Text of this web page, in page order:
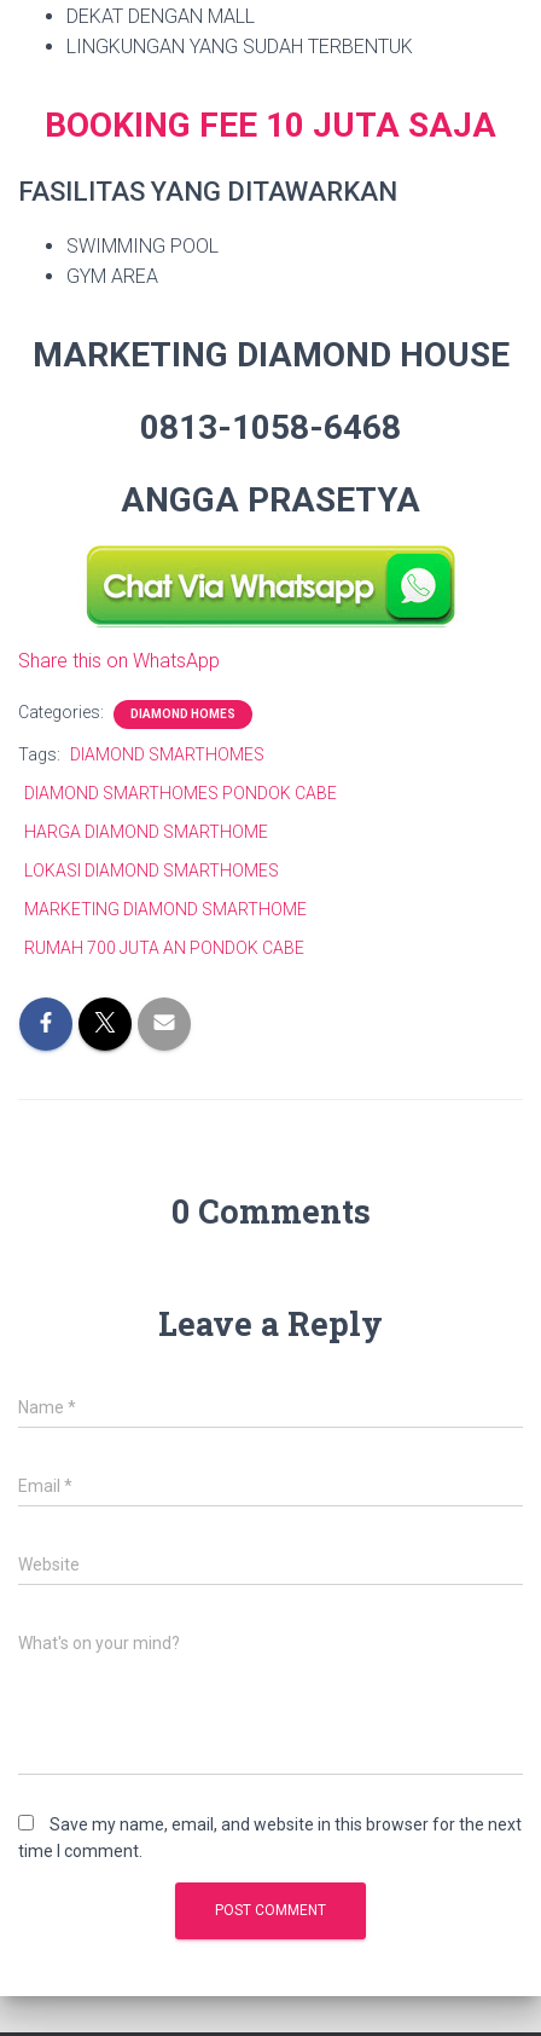
DEKAT DENGAN MALL
LINGKUNGAN YANG SUDAH TERBENTUK
BOOKING FEE 10 JUTA SAJA
FASILITAS YANG DITAWARKAN
SWIMMING POOL
GYM AREA
MARKETING DIAMOND HOUSE
0813-1058-6468
ANGGA PRASETYA
Share this on WhatsApp
Categories: DIAMOND HOMES
Tags:
DIAMOND SMARTHOMES
DIAMOND SMARTHOMES PONDOK CABE
HARGA DIAMOND SMARTHOME
LOKASI DIAMOND SMARTHOMES
MARKETING DIAMOND SMARTHOME
RUMAH 700 JUTA AN PONDOK CABE
0 Comments
Leave a Reply
Name *
Email *
Website
What's on your mind?
Save my name, email, and website in this browser for the next
time I comment.